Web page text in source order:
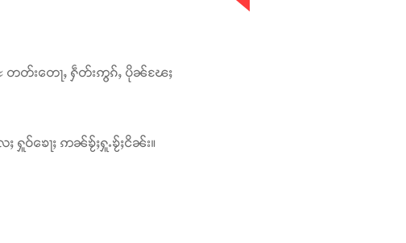
ဝ်ႊ တတ်းတေႃႇ ႁဵတ်းဢွၵ်ႇ ပိုၼ်ၽႄႈ
ႈ ႁူဝ်ၶေႃႈ ဢၼ်ၶႂ်ႈႁူႉၶႂ်ႈငိၼ်း။